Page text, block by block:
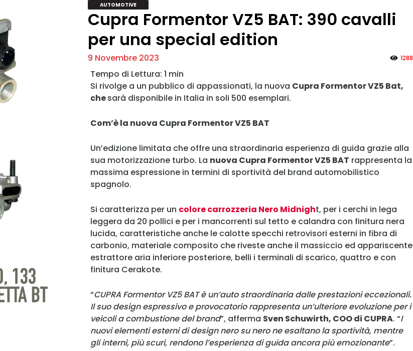
MY INFORICAMBI
AUTOMOTIVE
Cupra Formentor VZ5 BAT: 390 cavalli
per una special edition
9 Novembre 2023 1288
Si rivolge a un pubblico di appassionati, la nuova Cupra Formentor VZ5 Bat,
chesarà disponibile in Italia in soli 500 esemplari.
Com’è la nuova Cupra Formentor VZ5 BAT
Un’edizione limitata che offre una straordinaria esperienza di guida grazie alla
sua motorizzazione turbo. La nuova Cupra Formentor VZ5 BAT rappresenta la
massima espressione in termini di sportività del brand automobilistico
spagnolo.
Si caratterizza per un colore carrozzeria Nero Midnight, per i cerchi in lega
leggera da 20 pollici e per i mancorrenti sul tetto e calandra con finitura nera
lucida, caratteristiche anche le calotte specchi retrovisori esterni in fibra di
carbonio, materiale composito che riveste anche il massiccio ed appariscente
estrattore aria inferiore posteriore, belli i terminali di scarico, quattro e con
finitura Cerakote.
“CUPRA Formentor VZ5 BAT è un’auto straordinaria dalle prestazioni eccezionali.
Il suo design espressivo e provocatorio rappresenta un’ulteriore evoluzione per i
veicoli a combustione del brand”, afferma Sven Schuwirth, COO di CUPRA. “I
nuovi elementi esterni di design nero su nero ne esaltano la sportività, mentre
gli interni, più scuri, rendono l’esperienza di guida ancora più emozionante”.